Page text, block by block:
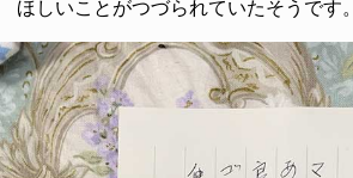
ほしいことがつづられていたそうです。